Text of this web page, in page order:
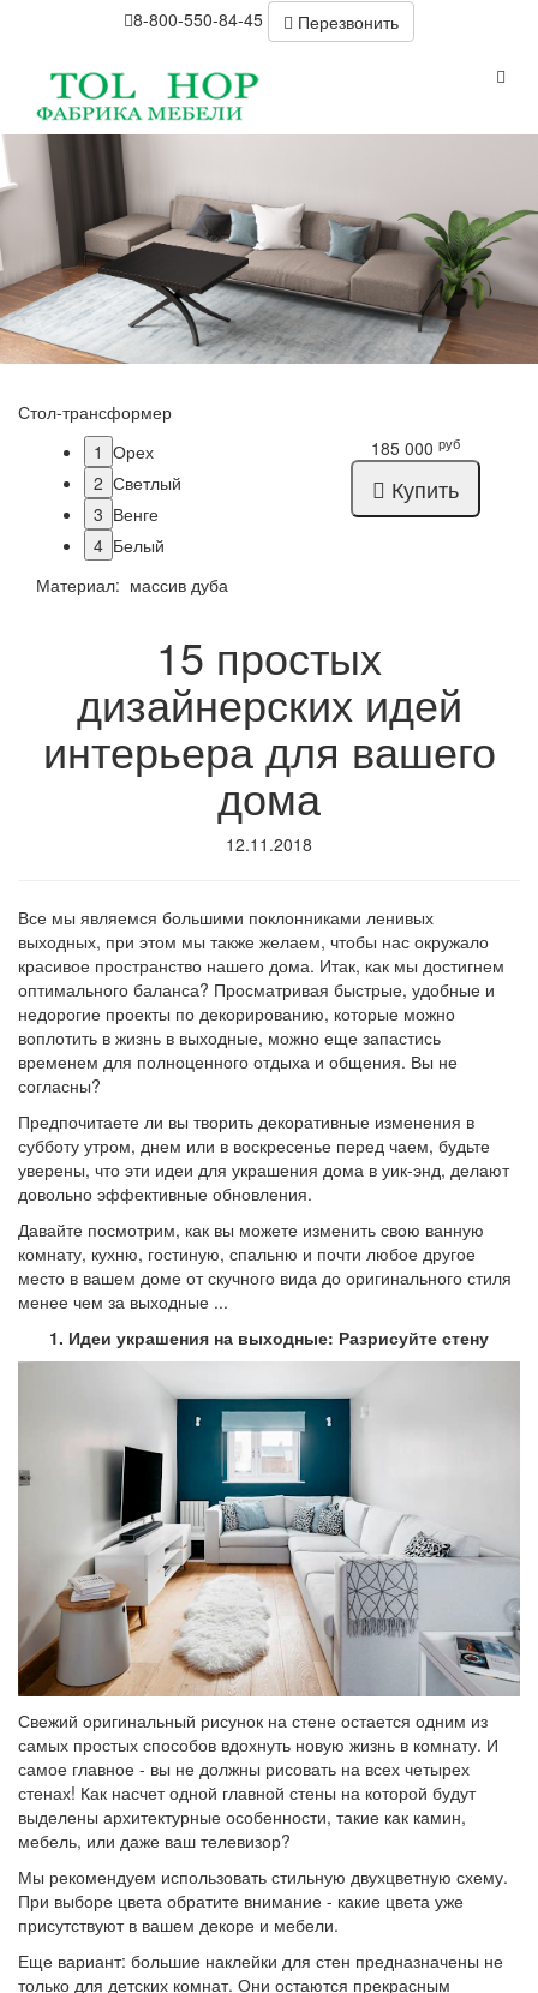
8-800-550-84-45 Перезвонить
Стол-трансформер
1 Орех
2 Светлый
3 Венге
4 Белый
Материал: массив дуба
185 000 руб
Купить
15 простых
дизайнерских идей
интерьера для вашего
дома
12.11.2018
Все мы являемся большими поклонниками ленивых
выходных, при этом мы также желаем, чтобы нас окружало
красивое пространство нашего дома. Итак, как мы достигнем
оптимального баланса? Просматривая быстрые, удобные и
недорогие проекты по декорированию, которые можно
воплотить в жизнь в выходные, можно еще запастись
временем для полноценного отдыха и общения. Вы не
согласны?
Предпочитаете ли вы творить декоративные изменения в
субботу утром, днем или в воскресенье перед чаем, будьте
уверены, что эти идеи для украшения дома в уик-энд, делают
довольно эффективные обновления.
Давайте посмотрим, как вы можете изменить свою ванную
комнату, кухню, гостиную, спальню и почти любое другое
место в вашем доме от скучного вида до оригинального стиля
менее чем за выходные ...
1. Идеи украшения на выходные: Разрисуйте стену
Свежий оригинальный рисунок на стене остается одним из
самых простых способов вдохнуть новую жизнь в комнату. И
самое главное - вы не должны рисовать на всех четырех
стенах! Как насчет одной главной стены на которой будут
выделены архитектурные особенности, такие как камин,
мебель, или даже ваш телевизор?
Мы рекомендуем использовать стильную двухцветную схему.
При выборе цвета обратите внимание - какие цвета уже
присутствуют в вашем декоре и мебели.
Еще вариант: большие наклейки для стен предназначены не
только для детских комнат. Они остаются прекрасным